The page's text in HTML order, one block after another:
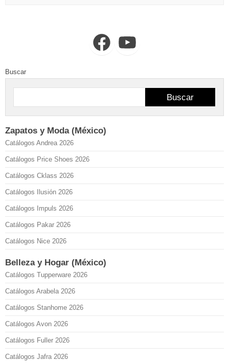
FacebookYouTube
Buscar
Buscar
Zapatos y Moda (México)
Catálogos Andrea 2026
Catálogos Price Shoes 2026
Catálogos Cklass 2026
Catálogos Ilusión 2026
Catálogos Impuls 2026
Catálogos Pakar 2026
Catálogos Nice 2026
Belleza y Hogar (México)
Catálogos Tupperware 2026
Catálogos Arabela 2026
Catálogos Stanhome 2026
Catálogos Avon 2026
Catálogos Fuller 2026
Catálogos Jafra 2026